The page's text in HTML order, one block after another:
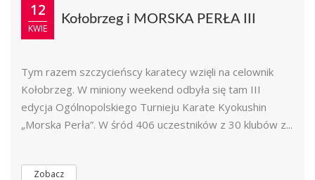
12
KWIE
Kołobrzeg i MORSKA PERŁA III
Tym razem szczycieńscy karatecy wzięli na celownik
Kołobrzeg. W miniony weekend odbyła się tam III
edycja Ogólnopolskiego Turnieju Karate Kyokushin
„Morska Perła”. W śród 406 uczestników z 30 klubów z...
Zobacz